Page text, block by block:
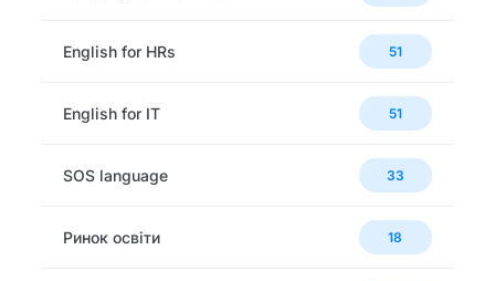
English for HRs 51
English for IT 51
SOS language 33
Ринок освіти 18